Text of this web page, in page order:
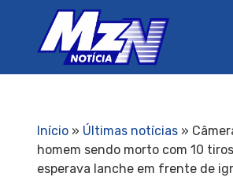
Início» Últimas notícias»
homem sendo morto com 10
esperava lanche em frente de